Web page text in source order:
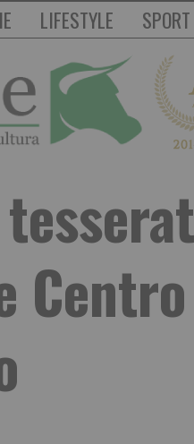
LIFESTYLE SPORT